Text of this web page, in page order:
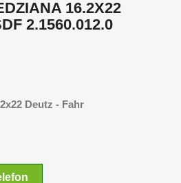
16.2X22
2.1560.012.0
Deutz - Fahr